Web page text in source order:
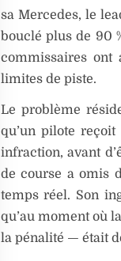
sa Mercedes, le
bouclé plus de 90
commissaires ont
limites de piste.
Le problème
qu’un pilote
infraction, avant
de course a omis
temps réel. Son
qu’au moment où
la pénalité — était